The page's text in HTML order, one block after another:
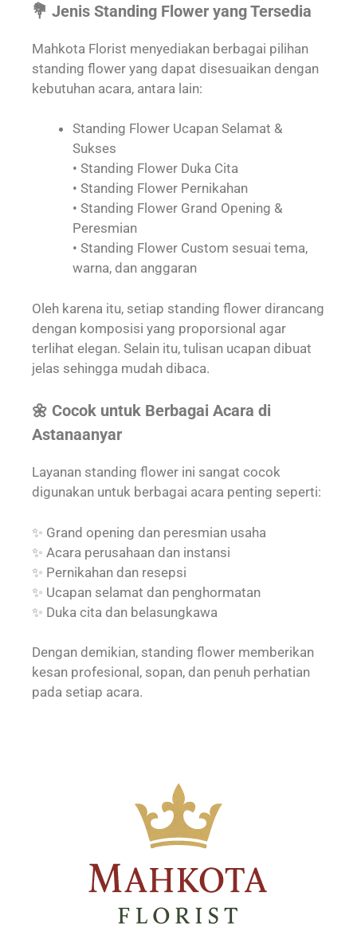
💐 Jenis Standing Flower yang Tersedia
Mahkota Florist menyediakan berbagai pilihan
standing flower yang dapat disesuaikan dengan
kebutuhan acara, antara lain:
Standing Flower Ucapan Selamat &
Sukses
• Standing Flower Duka Cita
• Standing Flower Pernikahan
• Standing Flower Grand Opening &
Peresmian
• Standing Flower Custom sesuai tema,
warna, dan anggaran
Oleh karena itu, setiap standing flower dirancang
dengan komposisi yang proporsional agar
terlihat elegan. Selain itu, tulisan ucapan dibuat
jelas sehingga mudah dibaca.
🌼 Cocok untuk Berbagai Acara di
Astanaanyar
Layanan standing flower ini sangat cocok
digunakan untuk berbagai acara penting seperti:
✨ Grand opening dan peresmian usaha
✨ Acara perusahaan dan instansi
✨ Pernikahan dan resepsi
✨ Ucapan selamat dan penghormatan
✨ Duka cita dan belasungkawa
Dengan demikian, standing flower memberikan
kesan profesional, sopan, dan penuh perhatian
pada setiap acara.